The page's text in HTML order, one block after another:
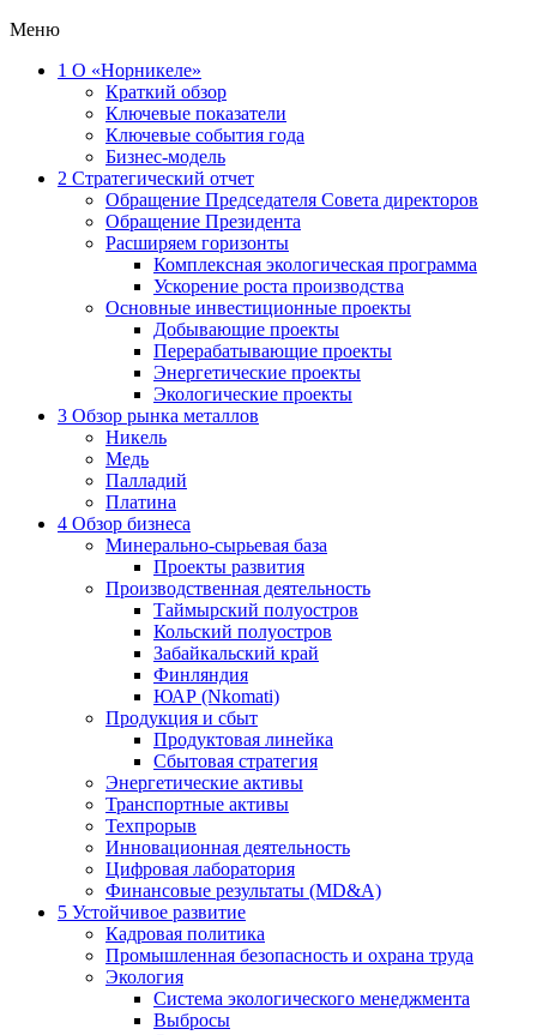
Меню
1 О «Норникеле»
Краткий обзор
Ключевые показатели
Ключевые события года
Бизнес-модель
2 Стратегический отчет
Обращение Председателя Совета директоров
Обращение Президента
Расширяем горизонты
Комплексная экологическая программа
Ускорение роста производства
Основные инвестиционные проекты
Добывающие проекты
Перерабатывающие проекты
Энергетические проекты
Экологические проекты
3 Обзор рынка металлов
Никель
Медь
Палладий
Платина
4 Обзор бизнеса
Минерально-сырьевая база
Проекты развития
Производственная деятельность
Таймырский полуостров
Кольский полуостров
Забайкальский край
Финляндия
ЮАР (Nkomati)
Продукция и сбыт
Продуктовая линейка
Сбытовая стратегия
Энергетические активы
Транспортные активы
Техпрорыв
Инновационная деятельность
Цифровая лаборатория
Финансовые результаты (MD&A)
5 Устойчивое развитие
Кадровая политика
Промышленная безопасность и охрана труда
Экология
Система экологического менеджмента
Выбросы